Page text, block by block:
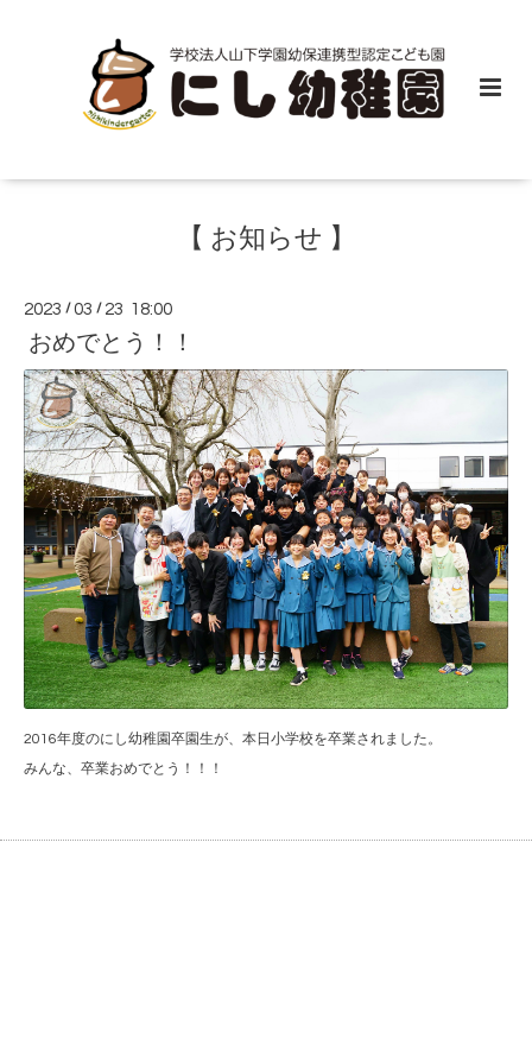
【 お知らせ 】
2023 /03 / 23 18:00
おめでとう！！
2016年度のにし幼稚園卒園生が、本日小学校を卒業されました。
みんな、卒業おめでとう！！！